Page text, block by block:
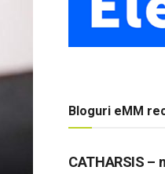
Bloguri eMM
CATHARSIS –